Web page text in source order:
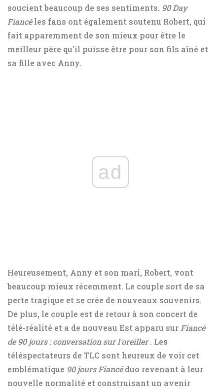
soucient beaucoup de ses sentiments. 90 Day
Fiancéles fans ont également soutenu Robert, qui
fait apparemment de son mieux pour être le
meilleur père qu'il puisse être pour son fils aîné et
sa fille avec Anny.
ad
Heureusement, Anny et son mari, Robert, vont
beaucoup mieux récemment. Le couple sort de sa
perte tragique et se crée de nouveaux souvenirs.
De plus, le couple est de retour à son concert de
télé-réalité et a de nouveau Est apparu sur Fiancé
de 90 jours : conversation sur l'oreiller. Les
téléspectateurs de TLC sont heureux de voir cet
emblématique 90 jours Fiancé duo revenant à leur
nouvelle normalité et construisant un avenir